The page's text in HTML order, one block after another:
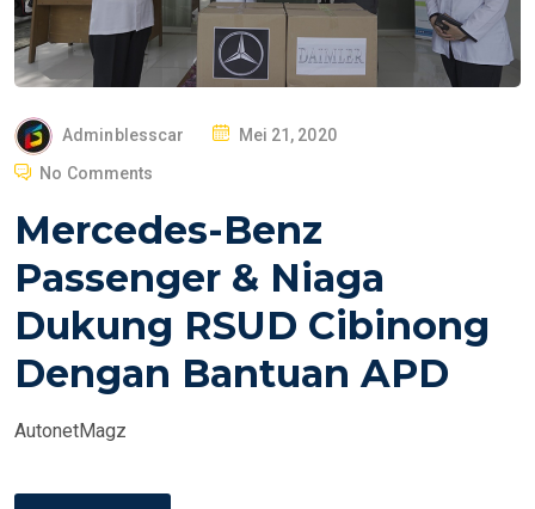
Adminblesscar
P
T
D
O
Mei 21, 2020
No Comments
Mercedes-Benz
Passenger & Niaga
Dukung RSUD Cibinong
Dengan Bantuan APD
AutonetMagz